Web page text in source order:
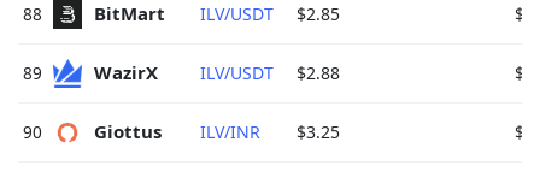
88 BitMart ILV/USDT $2.85 $0
89 WazirX ILV/USDT $2.88 $0
90 Giottus ILV/INR $3.25 $0